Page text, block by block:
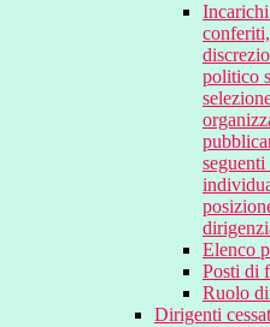
politico
Elenco
Posti di
Ruolo
Dirigenti